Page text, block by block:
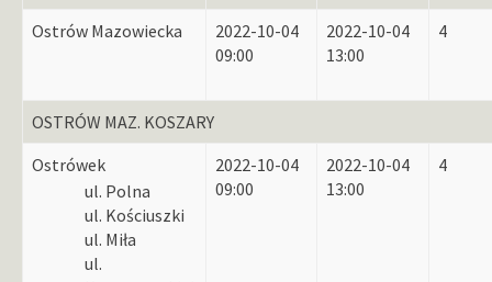
Ostrów Mazowiecka
2022-10-04
09:00
2022-10-04
13:00
4
OSTRÓW MAZ. KOSZARY
Ostrówek
ul. Polna
ul. Kościuszki
ul. Miła
ul.
2022-10-04
09:00
2022-10-04
13:00
4